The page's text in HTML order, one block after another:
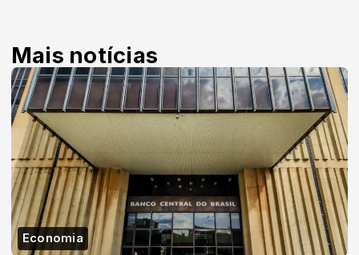
Mais notícias
Economia